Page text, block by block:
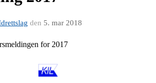
den 5. mar 2018
for 2017